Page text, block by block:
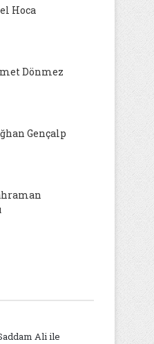
Hoca
Dönmez
Gençalp
Ali ile